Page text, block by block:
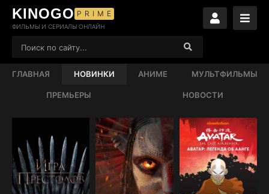
KINOGO PRIME
ФИЛЬМЫ И СЕРИАЛЫ ОНЛАЙН
ГЛАВНАЯ НОВИНКИ АНИМЕ МУЛЬТФИЛЬМЫ
ПРЕМЬЕРЫ НОВОСТИ